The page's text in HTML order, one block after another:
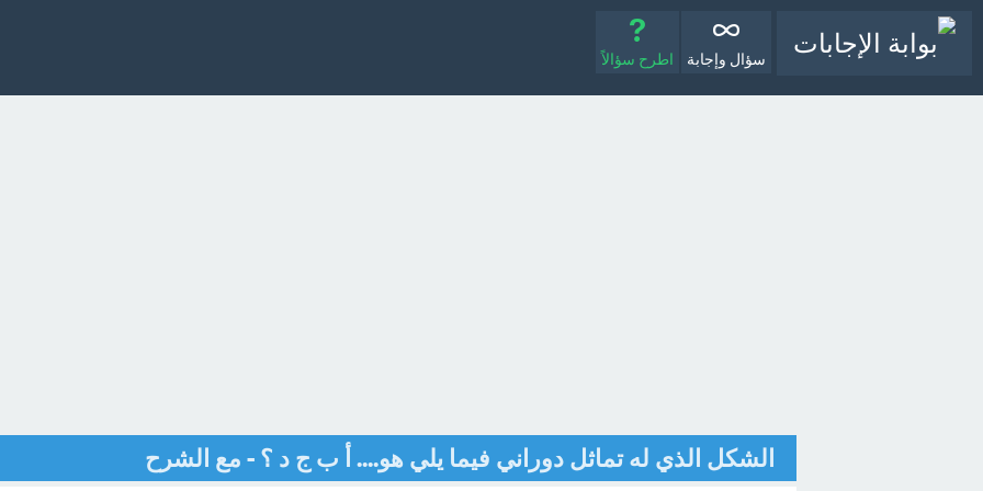
سؤال وإجابة اطرح سؤالاً
الشكل الذي له تماثل دوراني فيما يلي هو.... أ ب ج د ؟ - مع الشرح